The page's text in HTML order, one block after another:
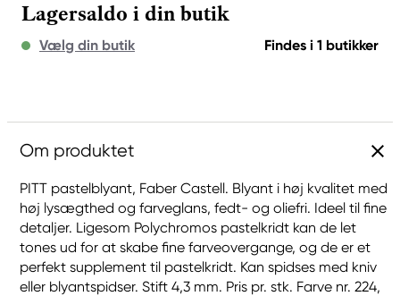
Lagersaldo i din butik
Vælg din butik Findes i 1 butikker
Om produktet
PITT pastelblyant, Faber Castell. Blyant i høj kvalitet med
høj lysægthed og farveglans, fedt- og oliefri. Ideel til fine
detaljer. Ligesom Polychromos pastelkridt kan de let
tones ud for at skabe fine farveovergange, og de er et
perfekt supplement til pastelkridt. Kan spidses med kniv
eller blyantspidser. Stift 4,3 mm. Pris pr. stk. Farve nr. 224,